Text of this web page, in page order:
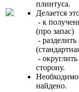
плинтуса.
Делается
- к
(про запас)
-
-
сторону.
найдено.